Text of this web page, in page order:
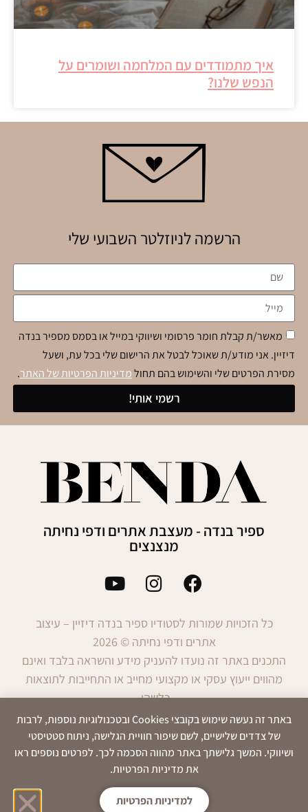
איך מתמודדים עם המלחמה ושומרים על
הנפש שלנו?
הרשמה לניוזלטר השבועי שלי
מאשר/ת קבלת חומר פרסומי ושיווקי במייל או בסמס מספיר בנדה
דיזיין. אני מודע/ת שאוכל לבטל את הרישום שלי בכל עת, ושעל
מסירת הפרטים שלי והשימוש בהם תחולמדיניות הפרטיות של האתר.
רשמי אותי!
ספיר בנדה - מעצבת אתרים ודפי נחיתה
מנצנצים
כל הזכויות שמורות לסטודיו ספיר בנדה דיזיין – עיצוב
אתרים ודפי נחיתה © 2026
התכנים באתר זה נועדו להעניק מידע והשראה בלבד ואינם
מהווים ייעוץ עסקי או מקצועי מחייב או התחייבות לתוצאות
כלשהן.
השימוש במידע הינו באחריות המשתמש בלבד.
תנאי
באתר זה נעשה שימוש בקובצי Cookies ובטכנולוגיות נוספות, לרבות
של צדדים שלישיים, לשם שיפור חוויית הגלישה, ניתוח סטטיסטי
ושיווקי. המשך גלישתך באתר מהווה הסכמה לכך. לפרטים נוספים ראו
את מדיניות הפרטיות.
למדיניות הפרטיות